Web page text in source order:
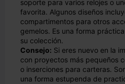
soporte para varios relojes o
favorita. Algunos diseños
compartimentos para otros
gemelos. Es una forma
su colección.
Consejo: Si eres nuevo en la
con proyectos más pequeños
o inserciones para carteras.
una forma estupenda de